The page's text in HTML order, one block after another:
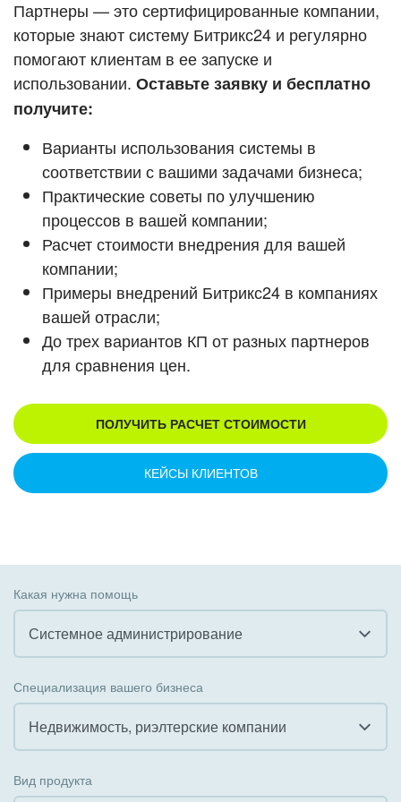
ВХОД
ВХОД
Смотреть видеокейсы
Партнеры — это сертифицированные компании,
которые знают систему Битрикс24 и регулярно
помогают клиентам в ее запуске и
использовании. Оставьте заявку и бесплатно
получите:
Варианты использования системы в
соответствии с вашими задачами бизнеса;
Практические советы по улучшению
процессов в вашей компании;
Расчет стоимости внедрения для вашей
компании;
Примеры внедрений Битрикс24 в компаниях
вашей отрасли;
До трех вариантов КП от разных партнеров
для сравнения цен.
ПОЛУЧИТЬ РАСЧЕТ СТОИМОСТИ
КЕЙСЫ КЛИЕНТОВ
Какая нужна помощь
Системное администрирование
Внедрение КЭДО
Интеграция с 1С
Специализация вашего бизнеса
Недвижимость, риэлтерские компании
Вид продукта